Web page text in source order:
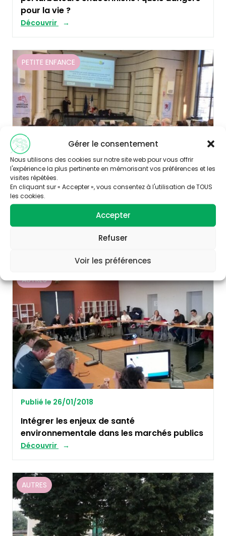
Gérer le consentement
Nous utilisons des cookies sur notre site web pour vous offrir
l'expérience la plus pertinente en mémorisant vos préférences et les
visites répétées.
En cliquant sur « Accepter », vous consentez à l'utilisation de TOUS
les cookies.
Accepter
Refuser
Voir les préférences
pour la vie ?
Découvrir
PETITE ENFANCE
Publié le 18/05/2018
Commande publique : crèches, maternités
et écoles formées aux critères santé-
environnement
AUTRES
Publié le 26/01/2018
Intégrer les enjeux de santé
environnementale dans les marchés publics
Découvrir
AUTRES